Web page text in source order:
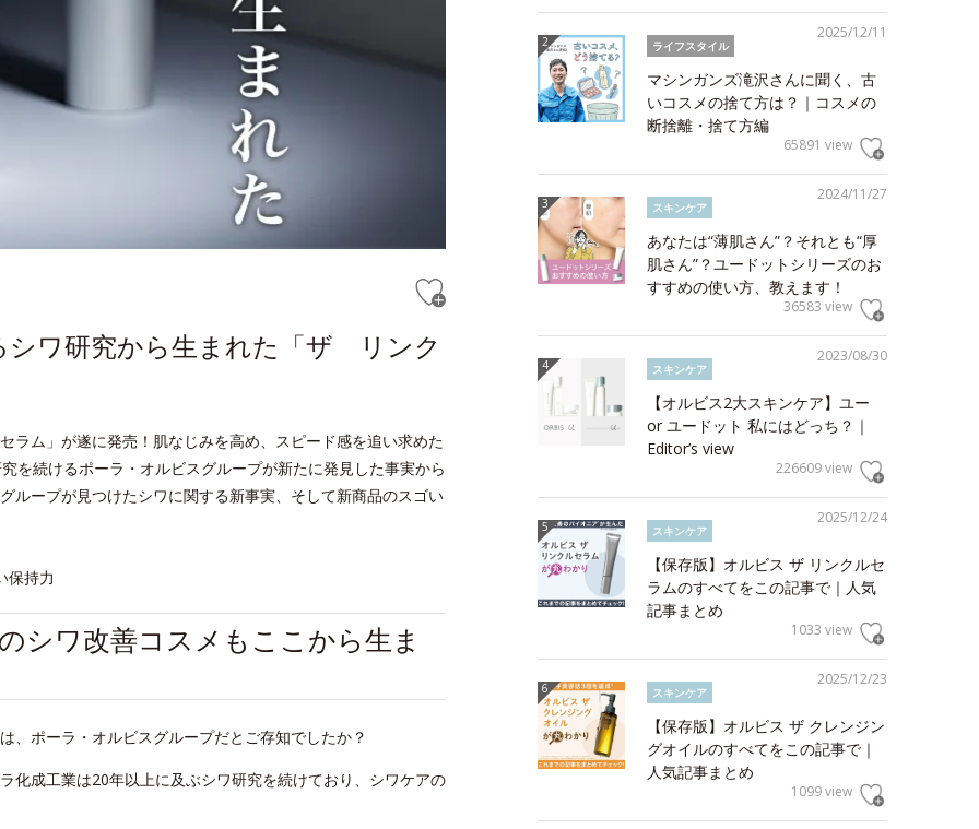
シワ研究から生まれた「ザ リンク
ム」が遂に発売！肌なじみを高め、スピード感を追い求めた
を続けるポーラ・オルビスグループが新たに発見した事実から
ループが見つけたシワに関する新事実、そして新商品のスゴい
保持力
シワ改善コスメもここから生ま
、ポーラ・オルビスグループだとご存知でしたか？
化成工業は20年以上に及ぶシワ研究を続けており、シワケアの
2025/12/11
ライフスタイル
マシンガンズ滝沢さんに聞く、古
いコスメの捨て方は？｜コスメの
断捨離・捨て方編
65891 view
2024/11/27
スキンケア
あなたは“薄肌さん”？それとも“厚
肌さん”？ユードットシリーズのお
すすめの使い方、教えます！
36583 view
2023/08/30
スキンケア
【オルビス2大スキンケア】ユー
or ユードット 私にはどっち？｜
Editor’s view
226609 view
2025/12/24
スキンケア
【保存版】オルビス ザ リンクルセ
ラムのすべてをこの記事で｜人気
記事まとめ
1033 view
2025/12/23
スキンケア
【保存版】オルビス ザ クレンジン
グオイルのすべてをこの記事で｜
人気記事まとめ
1099 view